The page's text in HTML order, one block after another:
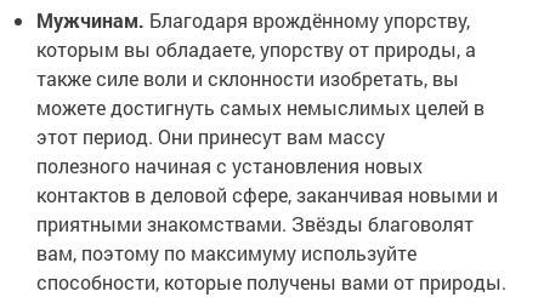
Мужчинам. Благодаря врождённому упорству,
которым вы обладаете, упорству от природы, а
также силе воли и склонности изобретать, вы
можете достигнуть самых немыслимых целей в
этот период. Они принесут вам массу
полезного начиная с установления новых
контактов в деловой сфере, заканчивая новыми и
приятными знакомствами. Звёзды благоволят
вам, поэтому по максимуму используйте
способности, которые получены вами от природы.